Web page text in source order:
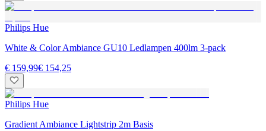
Philips Hue
White & Color Ambiance GU10 Ledlampen 400lm 3-pack
€ 159,99€ 154,25
Philips Hue
Gradient Ambiance Lightstrip 2m Basis